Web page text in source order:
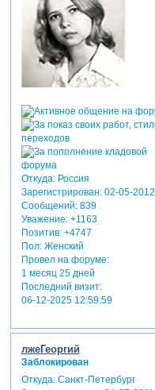
Откуда:Россия
Зарегистрирован: 02-05-2012
Сообщений:839
Уважение: +1163
Позитив: +4747
Пол:Женский
Провел на форуме:
1 месяц 25 дней
Последний визит:
06-12-2025 12:59:59
лжеГеоргий
Заблокирован
Откуда:Санкт-Петербург